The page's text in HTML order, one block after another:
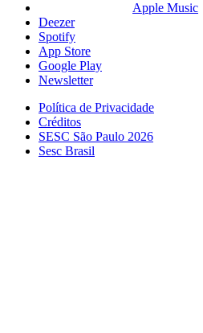
Apple Music
Deezer
Spotify
App Store
Google Play
Newsletter
Política de Privacidade
Créditos
SESC São Paulo 2026
Sesc Brasil